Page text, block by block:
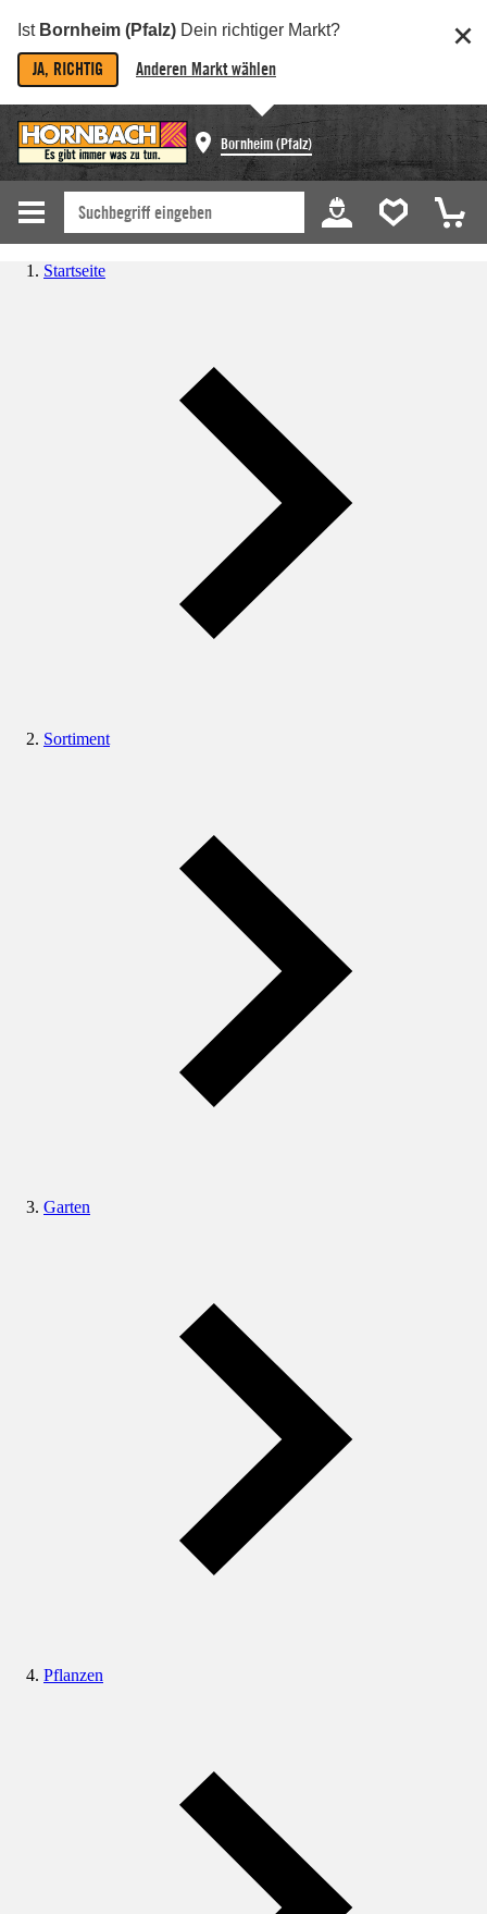
Ist Bornheim (Pfalz) Dein richtiger Markt?
JA, RICHTIG Anderen Markt wählen
Bornheim (Pfalz)
Startseite
Sortiment
Garten
Pflanzen